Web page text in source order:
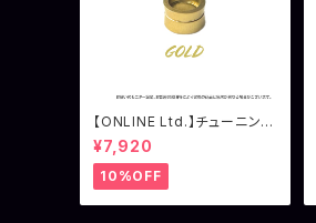
【ONLINE Ltd.】チューニング
ラインローラー シマノ用 ゴ
ールド
¥7,920
10%OFF